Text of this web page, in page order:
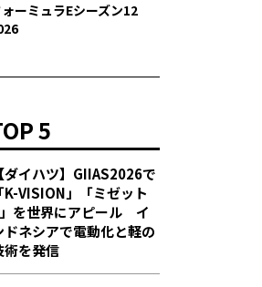
ーミュラEシーズン12
5
【ダイハツ】GIIAS2026で
「K-VISION」「ミゼット
を世界にアピール イ
ドネシアで電動化と軽の
術を発信